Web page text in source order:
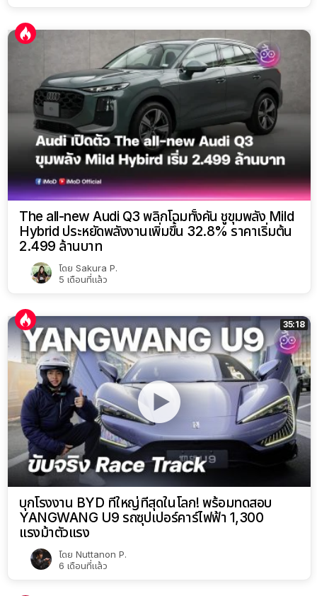
The all-new Audi Q3 พลิกโฉมทั้งคัน ชูขุมพลัง Mild
Hybrid ประหยัดพลังงานเพิ่มขึ้น 32.8% ราคาเริ่มต้น
2.499 ล้านบาท
โดย Sakura P.
5 เดือนที่แล้ว
35:18
บุกโรงงาน BYD ที่ใหญ่ที่สุดในโลก! พร้อมทดสอบ
YANGWANG U9 รถซุปเปอร์คาร์ไฟฟ้า 1,300
แรงม้าตัวแรง
โดย Nuttanon P.
6 เดือนที่แล้ว